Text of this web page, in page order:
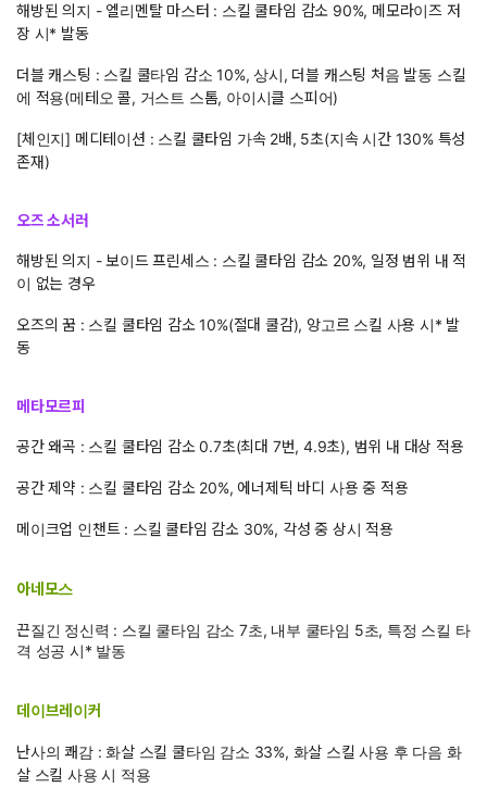
해방된 의지 - 엘리멘탈 마스터 : 스킬 쿨타임 감소 90%, 메모라이즈 저
장 시* 발동
더블 캐스팅 : 스킬 쿨타임 감소 10%, 상시, 더블 캐스팅 처음 발동 스킬
에 적용(메테오 콜, 거스트 스톰, 아이시클 스피어)
[체인지] 메디테이션 : 스킬 쿨타임 가속 2배, 5초(지속 시간 130% 특성
존재)
오즈 소서러
해방된 의지 - 보이드 프린세스 : 스킬 쿨타임 감소 20%, 일정 범위 내 적
이 없는 경우
오즈의 꿈 : 스킬 쿨타임 감소 10%(절대 쿨감), 앙고르 스킬 사용 시* 발
동
메타모르피
공간 왜곡 : 스킬 쿨타임 감소 0.7초(최대 7번, 4.9초), 범위 내 대상 적용
공간 제약 : 스킬 쿨타임 감소 20%, 에너제틱 바디 사용 중 적용
메이크업 인챈트 : 스킬 쿨타임 감소 30%, 각성 중 상시 적용
아네모스
끈질긴 정신력 : 스킬 쿨타임 감소 7초, 내부 쿨타임 5초, 특정 스킬 타
격 성공 시* 발동
데이브레이커
난사의 쾌감 : 화살 스킬 쿨타임 감소 33%, 화살 스킬 사용 후 다음 화
살 스킬 사용 시 적용